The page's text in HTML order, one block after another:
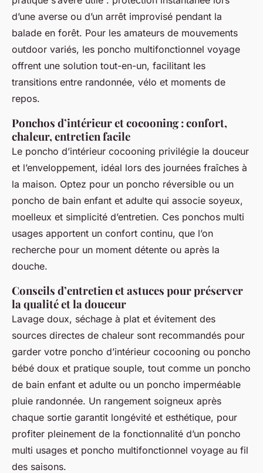
d’une averse ou d’un arrêt improvisé pendant la
balade en forêt. Pour les amateurs de mouvements
outdoor variés, les poncho multifonctionnel voyage
offrent une solution tout-en-un, facilitant les
transitions entre randonnée, vélo et moments de
repos.
Ponchos d’intérieur et cocooning : confort,
chaleur, entretien facile
Le poncho d’intérieur cocooning privilégie la douceur
et l’enveloppement, idéal lors des journées fraîches à
la maison. Optez pour un poncho réversible ou un
poncho de bain enfant et adulte qui associe soyeux,
moelleux et simplicité d’entretien. Ces ponchos multi
usages apportent un confort continu, que l’on
recherche pour un moment détente ou après la
douche.
Conseils d’entretien et astuces pour préserver
la qualité et la douceur
Lavage doux, séchage à plat et évitement des
sources directes de chaleur sont recommandés pour
garder votre poncho d’intérieur cocooning ou poncho
bébé doux et pratique souple, tout comme un poncho
de bain enfant et adulte ou un poncho imperméable
pluie randonnée. Un rangement soigneux après
chaque sortie garantit longévité et esthétique, pour
profiter pleinement de la fonctionnalité d’un poncho
multi usages et poncho multifonctionnel voyage au fil
des saisons.